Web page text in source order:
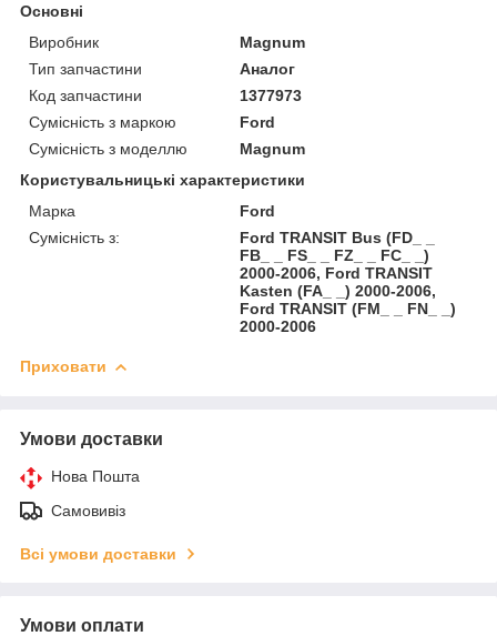
Основні
Виробник
Magnum
Тип запчастини
Аналог
Код запчастини
1377973
Сумісність з маркою
Ford
Сумісність з моделлю
Magnum
Користувальницькі характеристики
Марка
Ford
Сумісність з:
Ford TRANSIT Bus (FD_ _
FB_ _ FS_ _ FZ_ _ FC_ _)
2000-2006, Ford TRANSIT
Kasten (FA_ _) 2000-2006,
Ford TRANSIT (FM_ _ FN_ _)
2000-2006
Приховати
Умови доставки
Нова Пошта
Самовивіз
Всі умови доставки
Умови оплати